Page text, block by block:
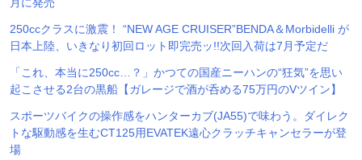
250ccクラスに激震！ “NEW AGE CRUISER”BENDA＆Morbidelli が
日本上陸、いきなり初回ロット即完売ッ!!次回入荷は7月予定だ
「これ、本当に250cc…？」かつての国産ニーハンの“狂気”を思い
起こさせる2台の黒船【ガレージで酒が呑める75万円のVツイン】
スポーツバイクの操作感をハンターカブ(JA55)で味わう。ダイレク
トな駆動感を生むCT125用EVATEK遠心クラッチキャンセラーが登
場